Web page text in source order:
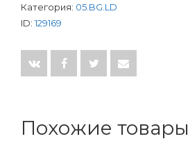
Категория: 05.BG.LD
ID: 129169
Похожие товары